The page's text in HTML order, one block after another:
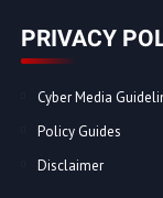
PRIVACY
Cyber Media
Policy Guides
Disclaimer